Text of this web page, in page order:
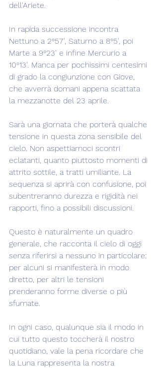
dell'Ariete.
In rapida successione incontra
Nettuno a 2°57', Saturno a 8°5', poi
Marte a 9°23' e infine Mercurio a
10°13'. Manca per pochissimi centesimi
di grado la congiunzione con Giove,
che avverrà domani appena scattata
la mezzanotte del 23 aprile.
Sarà una giornata che porterà qualche
tensione in questa zona sensibile del
cielo. Non aspettiamoci scontri
eclatanti, quanto piuttosto momenti di
attrito sottile, a tratti umiliante. La
sequenza si aprirà con confusione, poi
subentreranno durezza e rigidità nei
rapporti, fino a possibili discussioni.
Questo è naturalmente un quadro
generale, che racconta il cielo di oggi
senza riferirsi a nessuno in particolare:
per alcuni si manifesterà in modo
diretto, per altri le tensioni
prenderanno forme diverse o più
sfumate.
In ogni caso, qualunque sia il modo in
cui tutto questo toccherà il nostro
quotidiano, vale la pena ricordare che
la Luna rappresenta la nostra